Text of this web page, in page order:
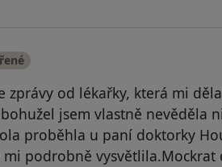
zprávy od lékařky, která mi
jsem vlastně nevěděla
proběhla u paní doktorky
mi podrobně vysvětlila.Mockrat